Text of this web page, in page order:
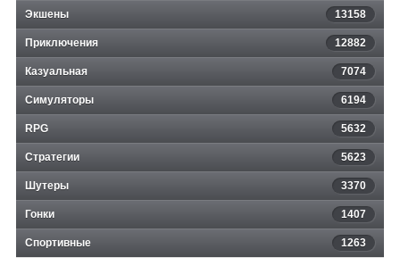
Экшены 13158
Приключения 12882
Казуальная 7074
Симуляторы 6194
RPG 5632
Стратегии 5623
Шутеры 3370
Гонки 1407
Спортивные 1263